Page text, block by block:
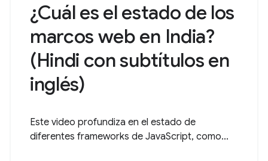
¿Cuál es el estado de los
marcos web en India?
(Hindi con subtítulos en
inglés)
Este video profundiza en el estado de
diferentes frameworks de JavaScript, como...